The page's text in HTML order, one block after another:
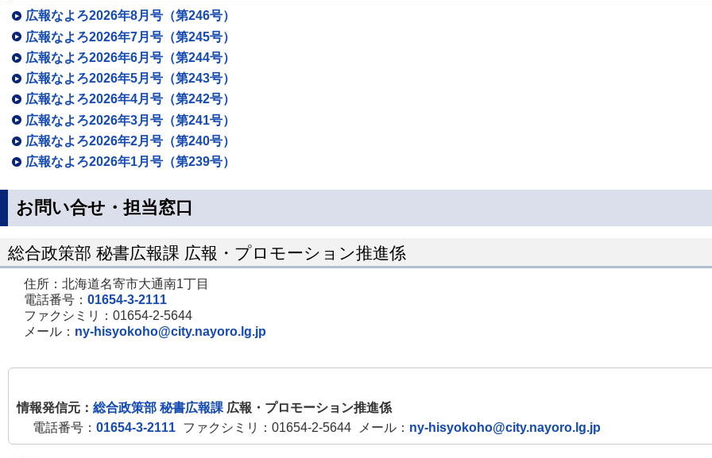
広報なよろ2026年8月号（第246号）
広報なよろ2026年7月号（第245号）
広報なよろ2026年6月号（第244号）
広報なよろ2026年5月号（第243号）
広報なよろ2026年4月号（第242号）
広報なよろ2026年3月号（第241号）
広報なよろ2026年2月号（第240号）
広報なよろ2026年1月号（第239号）
お問い合せ・担当窓口
総合政策部 秘書広報課 広報・プロモーション推進係
住所：北海道名寄市大通南1丁目
電話番号： 01654-3-2111
ファクシミリ：01654-2-5644
メール： ny-hisyokoho@city.nayoro.lg.jp
情報発信元： 総合政策部 秘書広報課 広報・プロモーション推進係
電話番号： 01654-3-2111 ファクシミリ：01654-2-5644 メール： ny-hisyokoho@city.nayoro.lg.jp